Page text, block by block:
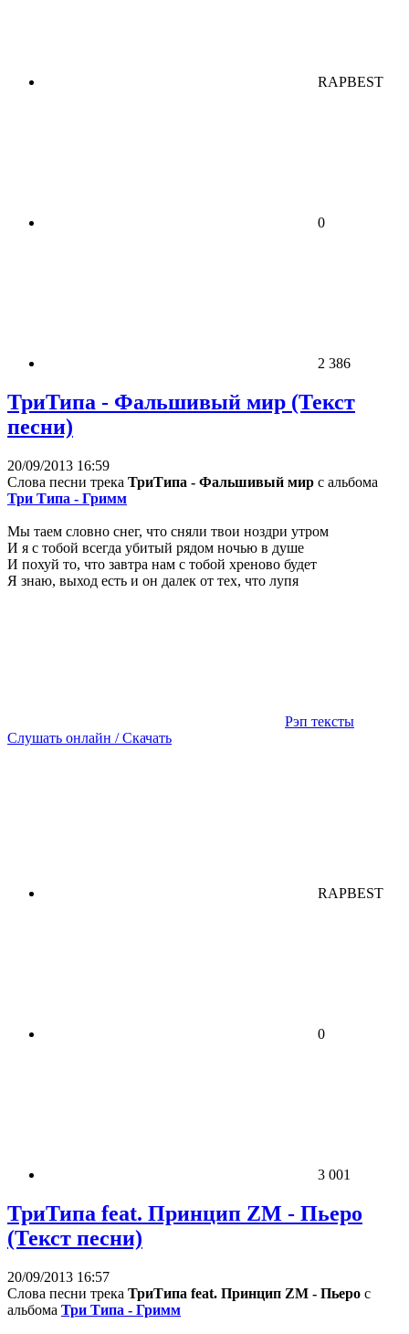
RAPBEST
0
2 386
ТриТипа - Фальшивый мир (Текст
песни)
20/09/2013 16:59
Слова песни трека ТриТипа - Фальшивый мир с альбома
Три Типа - Гримм
Мы таем словно снег, что сняли твои ноздри утром
И я с тобой всегда убитый рядом ночью в душе
И похуй то, что завтра нам с тобой хреново будет
Я знаю, выход есть и он далек от тех, что лупя
Рэп тексты
Слушать онлайн / Скачать
RAPBEST
0
3 001
ТриТипа feat. Принцип ZM - Пьеро
(Текст песни)
20/09/2013 16:57
Слова песни трека ТриТипа feat. Принцип ZM - Пьеро с
альбома Три Типа - Гримм